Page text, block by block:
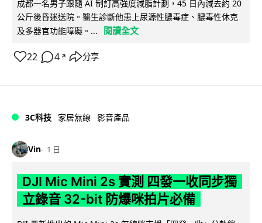
成都一名男子跟隨 AI 制訂高強度減脂計劃，45 日內減去約 20
公斤後昏迷送院。醫生診斷他患上尿源性膿毒症、膿毒性休克
及多器官功能障礙。...
閱讀全文
22 4 ↗ 分享
3C科技 家居無線 影音產品
Vin 1 日
DJI Mic Mini 2s 實測 四發一收同步獨
立錄音 32-bit 防爆咪拍片必備